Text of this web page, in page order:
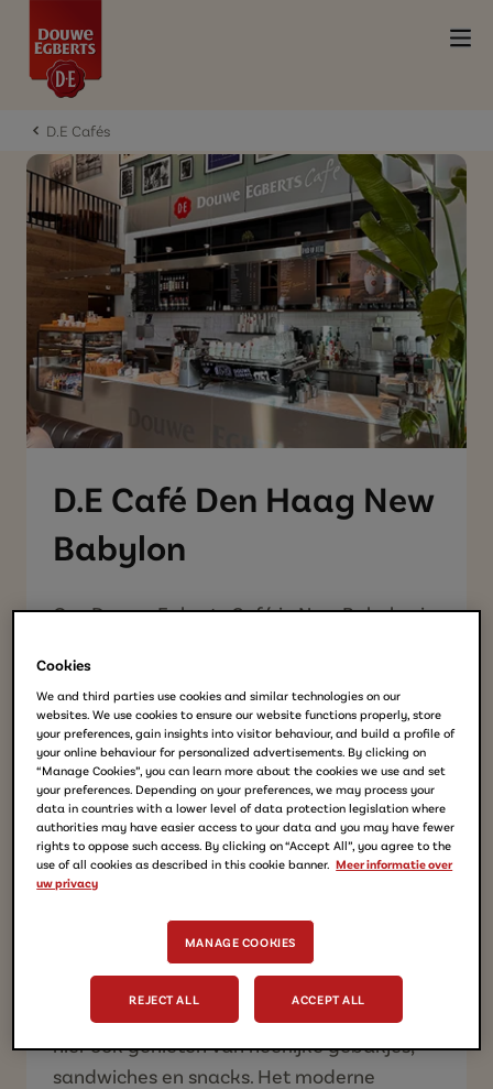
D.E Cafés
D.E Café Den Haag New
Babylon
Ons Douwe Egberts Café in New Babylon is
studenten en dagjesmensen die Den Haag
bezoeken. Centraal gelegen naast Station
Den Haag Centraal en vlak bij de
Koninklijke Bibliotheek, is dit café de ideale
plek voor een koffiepauze. Met veel
reizende gasten is een echte kop Douwe
Egberts koffie ook to go beschikbaar.
Het café biedt een breed scala aan
koffiespecialiteiten, van klassieke
espresso’s tot romige cappuccino’s en
verfrissende iced lattes. Naast koffie kun je
hier ook genieten van heerlijke gebakjes,
sandwiches en snacks. Het moderne
Cookies
We and third parties use cookies and similar technologies on our
websites. We use cookies to ensure our website functions properly, store
your preferences, gain insights into visitor behaviour, and build a profile of
your online behaviour for personalized advertisements. By clicking on
“Manage Cookies”, you can learn more about the cookies we use and set
your preferences. Depending on your preferences, we may process your
data in countries with a lower level of data protection legislation where
authorities may have easier access to your data and you may have fewer
rights to oppose such access. By clicking on “Accept All”, you agree to the
use of all cookies as described in this cookie banner. Meer informatie over
uw privacy
MANAGE COOKIES
REJECT ALL ACCEPT ALL